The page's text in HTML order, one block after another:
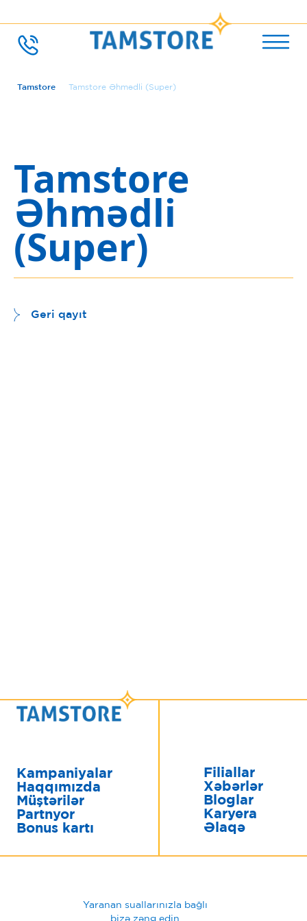
Tamstore Tamstore Əhmədli (Super)
Tamstore
Əhmədli
(Super)
Geri qayıt
Yaranan suallarınızla bağlı
bizə zəng edin
Kampaniyalar
Haqqımızda
Müştərilər
Partnyor
Bonus kartı
Filiallar
Xəbərlər
Bloglar
Karyera
Əlaqə